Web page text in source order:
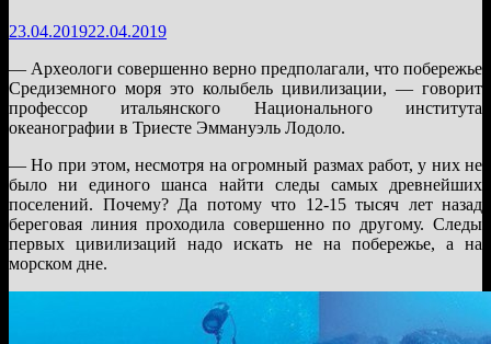
23.04.201922.04.2019
— Археологи совершенно верно предполагали, что побережье
Средиземного моря это колыбель цивилизации, — говорит
профессор итальянского Национального института
океанографии в Триесте Эммануэль Лодоло.
— Но при этом, несмотря на огромный размах работ, у них не
было ни единого шанса найти следы самых древнейших
поселений. Почему? Да потому что 12-15 тысяч лет назад
береговая линия проходила совершенно по другому. Следы
первых цивилизаций надо искать не на побережье, а на
морском дне.